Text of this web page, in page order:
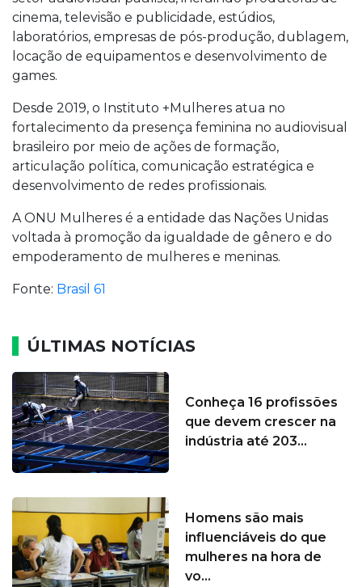
cinema, televisão e publicidade, estúdios,
laboratórios, empresas de pós-produção, dublagem,
locação de equipamentos e desenvolvimento de
games.
Desde 2019, o Instituto +Mulheres atua no
fortalecimento da presença feminina no audiovisual
brasileiro por meio de ações de formação,
articulação política, comunicação estratégica e
desenvolvimento de redes profissionais.
A ONU Mulheres é a entidade das Nações Unidas
voltada à promoção da igualdade de gênero e do
empoderamento de mulheres e meninas.
Fonte: Brasil 61
ÚLTIMAS NOTÍCIAS
Conheça 16 profissões
que devem crescer na
indústria até 203...
Homens são mais
influenciáveis do que
mulheres na hora de
vo...